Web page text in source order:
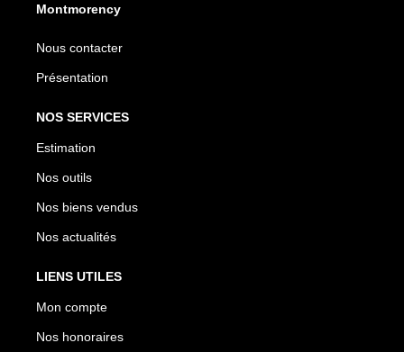
Montmorency
Nous contacter
Présentation
NOS SERVICES
Estimation
Nos outils
Nos biens vendus
Nos actualités
LIENS UTILES
Mon compte
Nos honoraires